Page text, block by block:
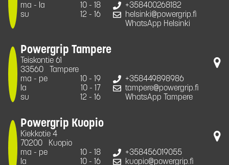
ma - la
10 - 18
su
12 - 16
+358400268182
helsinki@powergrip.fi
WhatsApp Helsinki
Powergrip Tampere
Teiskontie 61
33560
Tampere
ma - pe
10 - 19
la
10 - 17
su
12 - 16
+358449898986
tampere@powergrip.fi
WhatsApp Tampere
Powergrip Kuopio
Kiekkotie 4
70200
Kuopio
ma - pe
10 - 18
la
10 - 16
+358456019055
kuopio@powergrip.fi